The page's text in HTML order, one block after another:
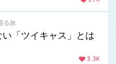
る旅
「ツイキャス」とは
3.3K